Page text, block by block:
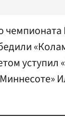
уступил